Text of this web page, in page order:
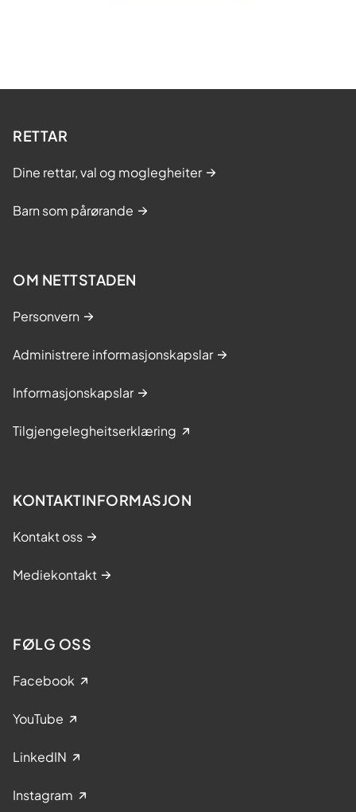
RETTAR
Dine rettar, val og moglegheiter
Barn som pårørande
OM NETTSTADEN
Personvern
Administrere informasjonskapslar
Informasjonskapslar
Tilgjengelegheitserklæring
KONTAKTINFORMASJON
Kontakt oss
Mediekontakt
FØLG OSS
Facebook
YouTube
LinkedIN
Instagram